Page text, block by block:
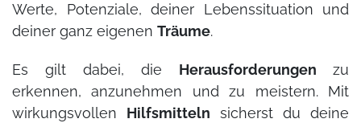
Werte, Potenziale, deiner Lebenssituation und
deiner ganz eigenen Träume.
Es gilt dabei, die Herausforderungen zu
erkennen, anzunehmen und zu meistern. Mit
wirkungsvollen Hilfsmitteln sicherst du deine